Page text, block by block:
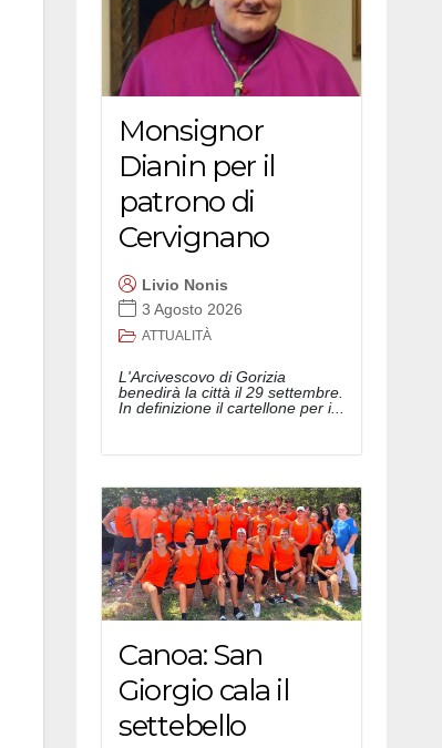
Monsignor
Dianin per il
patrono di
Cervignano
Livio Nonis
3 Agosto 2026
ATTUALITÀ
L'Arcivescovo di Gorizia
benedirà la città il 29 settembre.
In definizione il cartellone per i...
Canoa: San
Giorgio cala il
settebello